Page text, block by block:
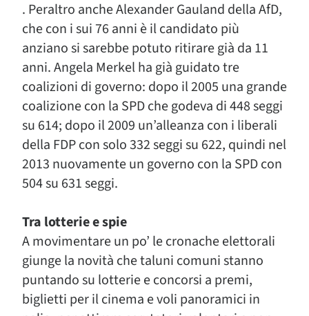
. Peraltro anche Alexander Gauland della AfD,
che con i sui 76 anni è il candidato più
anziano si sarebbe potuto ritirare già da 11
anni. Angela Merkel ha già guidato tre
coalizioni di governo: dopo il 2005 una grande
coalizione con la SPD che godeva di 448 seggi
su 614; dopo il 2009 un’alleanza con i liberali
della FDP con solo 332 seggi su 622, quindi nel
2013 nuovamente un governo con la SPD con
504 su 631 seggi.
Tra lotterie e spie
A movimentare un po’ le cronache elettorali
giunge la novità che taluni comuni stanno
puntando su lotterie e concorsi a premi,
biglietti per il cinema e voli panoramici in